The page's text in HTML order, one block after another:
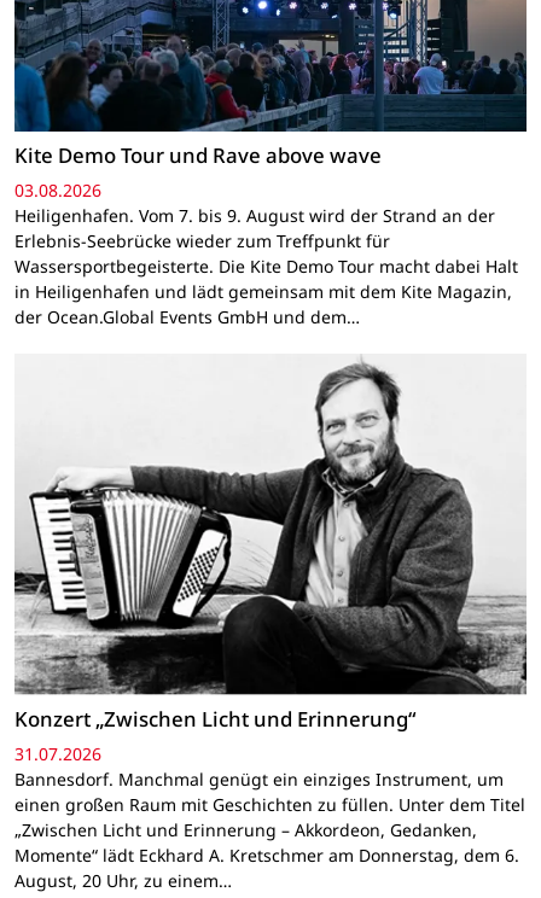
Kite Demo Tour und Rave above wave
03.08.2026
Heiligenhafen. Vom 7. bis 9. August wird der Strand an der
Erlebnis-Seebrücke wieder zum Treffpunkt für
Wassersportbegeisterte. Die Kite Demo Tour macht dabei Halt
in Heiligenhafen und lädt gemeinsam mit dem Kite Magazin,
der Ocean.Global Events GmbH und dem…
Konzert „Zwischen Licht und Erinnerung“
31.07.2026
Bannesdorf. Manchmal genügt ein einziges Instrument, um
einen großen Raum mit Geschichten zu füllen. Unter dem Titel
„Zwischen Licht und Erinnerung – Akkordeon, Gedanken,
Momente“ lädt Eckhard A. Kretschmer am Donnerstag, dem 6.
August, 20 Uhr, zu einem…